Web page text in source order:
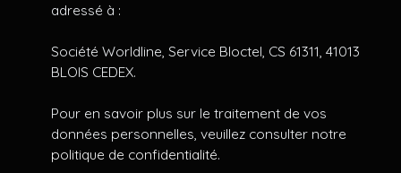
adressé à :
Société Worldline, Service Bloctel, CS 61311, 41013
BLOIS CEDEX.
Pour en savoir plus sur le traitement de vos
données personnelles, veuillez consulter notre
politique de confidentialité.